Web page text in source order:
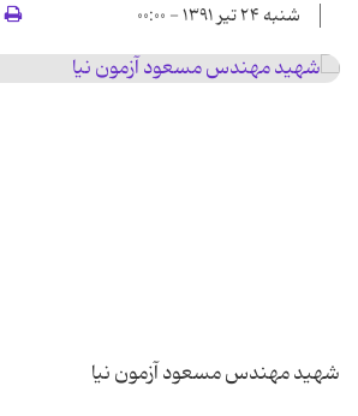
شنبه ۲۴ تیر ۱۳۹۱ - ۰۰:۰۰